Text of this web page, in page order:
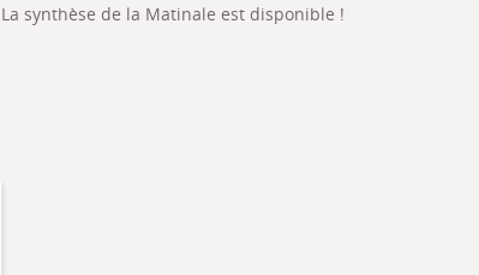
La synthèse de la Matinale est disponible !